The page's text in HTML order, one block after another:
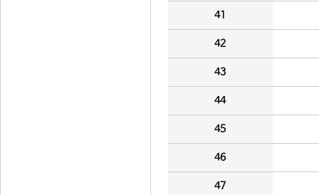
41
42
43
44
45
46
47